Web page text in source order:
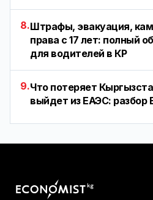
8.Штрафы, эвакуация,
права с 17 лет: полный
для водителей в КР
9.Что потеряет
выйдет из ЕАЭС: разбор